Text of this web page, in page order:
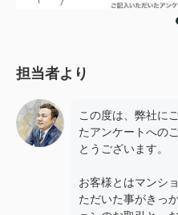
担当者より
この度は、弊社に
たアンケートへの
とうございます。
お客様とはマンシ
ただいた事がきっ